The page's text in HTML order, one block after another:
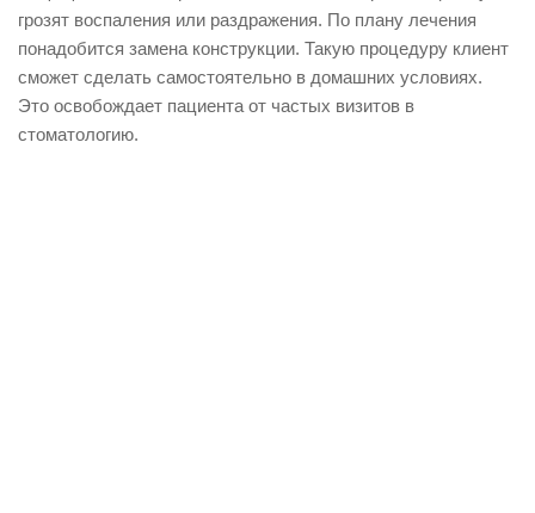
грозят воспаления или раздражения. По плану лечения
понадобится замена конструкции. Такую процедуру клиент
сможет сделать самостоятельно в домашних условиях.
Это освобождает пациента от частых визитов в
стоматологию.